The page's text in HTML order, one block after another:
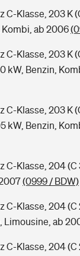
C-Klasse, 203 K
Kombi, ab 2006
C-Klasse, 203 K
kW, Benzin,
C-Klasse, 203 K
kW, Benzin,
C-Klasse, 204 (C
(0999 / BDW)
C-Klasse, 204 (C
Limousine, ab
C-Klasse, 204 (C